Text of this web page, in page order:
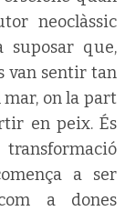
neoclàssic
suposar que,
van sentir tan
on la part
en peix. És
a ser
a dones